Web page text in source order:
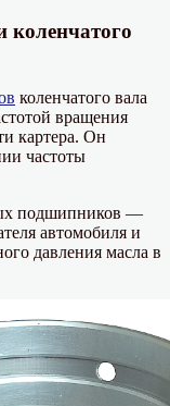
коленчатого вала
вращения
картера. Он
частоты
подшипников —
автомобиля и
давления масла в